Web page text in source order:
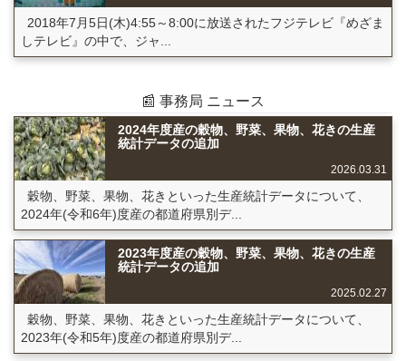
2018年7月5日(木)4:55～8:00に放送されたフジテレビ『めざま
しテレビ』の中で、ジャ...
📰 事務局 ニュース
2024年度産の穀物、野菜、果物、花きの生産
統計データの追加
2026.03.31
穀物、野菜、果物、花きといった生産統計データについて、
2024年(令和6年)度産の都道府県別デ...
2023年度産の穀物、野菜、果物、花きの生産
統計データの追加
2025.02.27
穀物、野菜、果物、花きといった生産統計データについて、
2023年(令和5年)度産の都道府県別デ...